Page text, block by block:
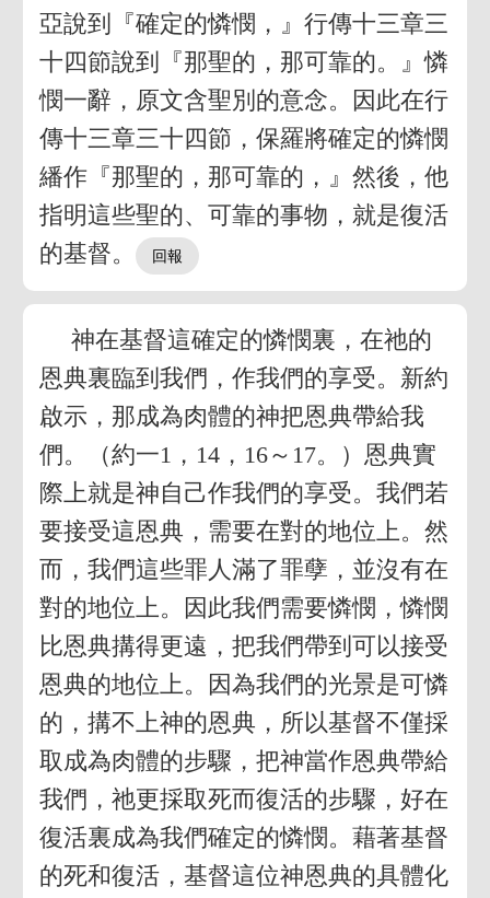
亞說到『確定的憐憫，』行傳十三章三
十四節說到『那聖的，那可靠的。』憐
憫一辭，原文含聖別的意念。因此在行
傳十三章三十四節，保羅將確定的憐憫
繙作『那聖的，那可靠的，』然後，他
指明這些聖的、可靠的事物，就是復活
的基督。
神在基督這確定的憐憫裏，在祂的
恩典裏臨到我們，作我們的享受。新約
啟示，那成為肉體的神把恩典帶給我
們。（約一1，14，16～17。）恩典實
際上就是神自己作我們的享受。我們若
要接受這恩典，需要在對的地位上。然
而，我們這些罪人滿了罪孽，並沒有在
對的地位上。因此我們需要憐憫，憐憫
比恩典搆得更遠，把我們帶到可以接受
恩典的地位上。因為我們的光景是可憐
的，搆不上神的恩典，所以基督不僅採
取成為肉體的步驟，把神當作恩典帶給
我們，祂更採取死而復活的步驟，好在
復活裏成為我們確定的憐憫。藉著基督
的死和復活，基督這位神恩典的具體化